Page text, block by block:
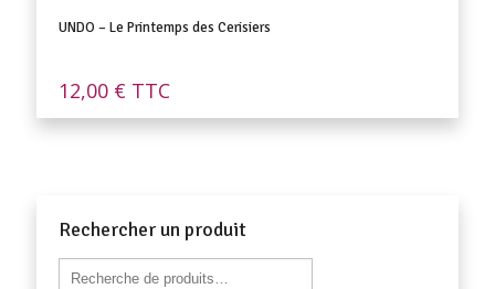
UNDO – Le Printemps des Cerisiers
12,00 € TTC
Rechercher un produit